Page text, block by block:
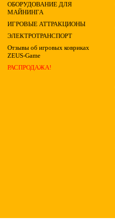
ОБОРУДОВАНИЕ ДЛЯ
МАЙНИНГА
ИГРОВЫЕ АТТРАКЦИОНЫ
ЭЛЕКТРОТРАНСПОРТ
Отзывы об игровых ковриках
ZEUS-Game
РАСПРОДАЖА!